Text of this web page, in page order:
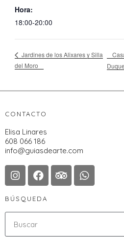
Hora:
18:00-20:00
Jardines de los Alixares y Silla
del Moro
CONTACTO
Elisa Linares
608 066 186
info@guiasdearte.com
BÚSQUEDA